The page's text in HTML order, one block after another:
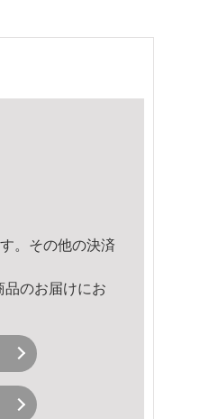
。その他の決済
のお届けにお